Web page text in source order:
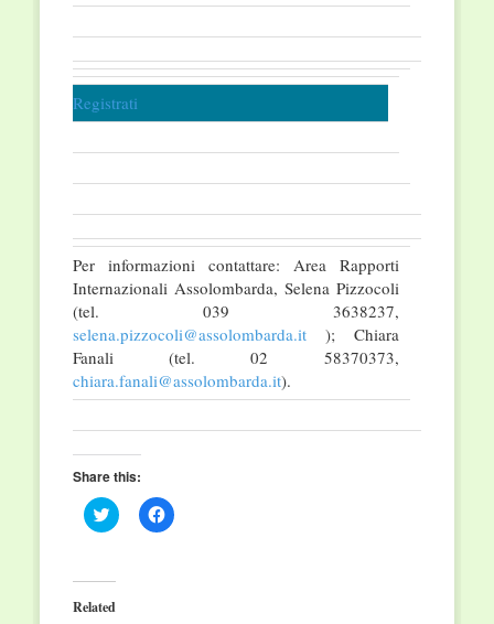
Registrati
Per informazioni contattare: Area Rapporti
Internazionali Assolombarda, Selena Pizzocoli
(tel. 039 3638237,
selena.pizzocoli@assolombarda.it); Chiara
Fanali (tel. 02 58370373,
chiara.fanali@assolombarda.it).
Share this:
Click
to
(Opens
in
new
Click
to
Related